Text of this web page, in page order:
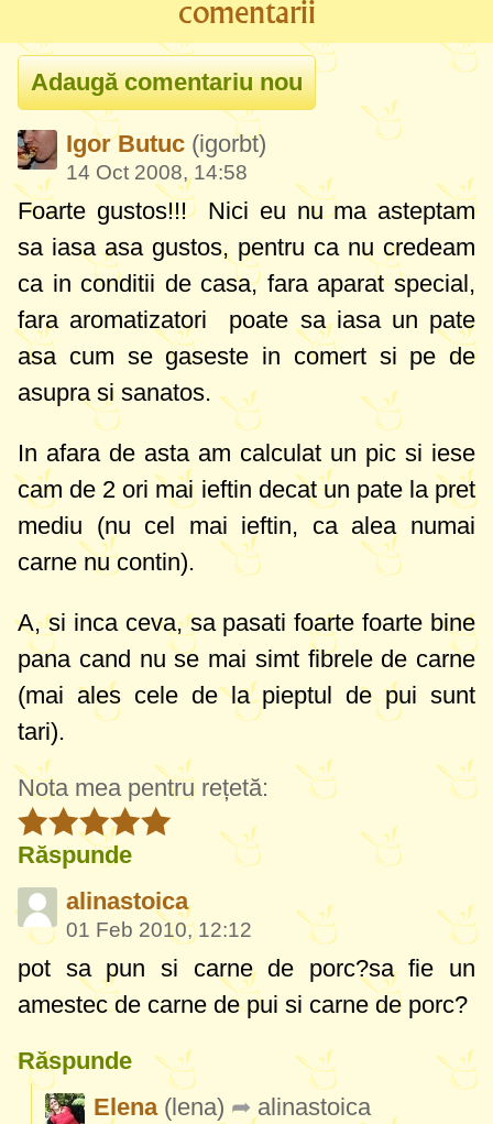
comentarii
Igor Butuc (igorbt)
14 Oct 2008, 14:58
Foarte gustos!!! Nici eu nu ma asteptam
sa iasa asa gustos, pentru ca nu credeam
ca in conditii de casa, fara aparat special,
fara aromatizatori
poate sa iasa un pate
asa cum se gaseste in comert si pe de
asupra si sanatos.
In afara de asta am calculat un pic si iese
cam de 2 ori mai ieftin decat un pate la pret
mediu (nu cel mai ieftin, ca alea numai
carne nu contin).
A, si inca ceva, sa pasati foarte foarte bine
pana cand nu se mai simt fibrele de carne
(mai ales cele de la pieptul de pui sunt
tari).
Nota mea pentru rețetă:
Răspunde
alinastoica
01 Feb 2010, 12:12
pot sa pun si carne de porc?sa fie un
amestec de carne de pui si carne de porc?
Răspunde
Elena (lena) alinastoica